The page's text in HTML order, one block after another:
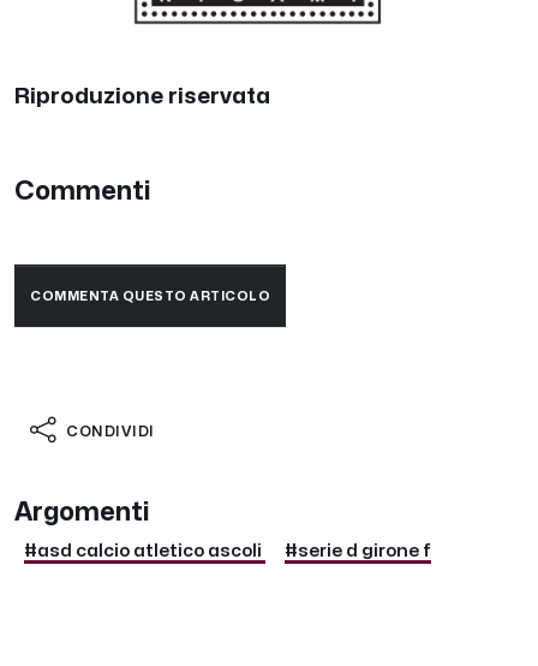
Riproduzione riservata
Commenti
COMMENTA QUESTO ARTICOLO
CONDIVIDI
Argomenti
#asd calcio atletico ascoli #serie d girone f